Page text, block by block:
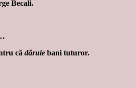
Becali.
că dăruie bani tuturor.